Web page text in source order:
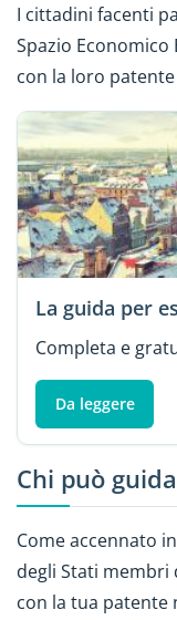
I cittadini facenti
Spazio
con la loro
La guida per
Completa e
Da leggere
Chi può
Come accennato
degli Stati membri
con la tua patente